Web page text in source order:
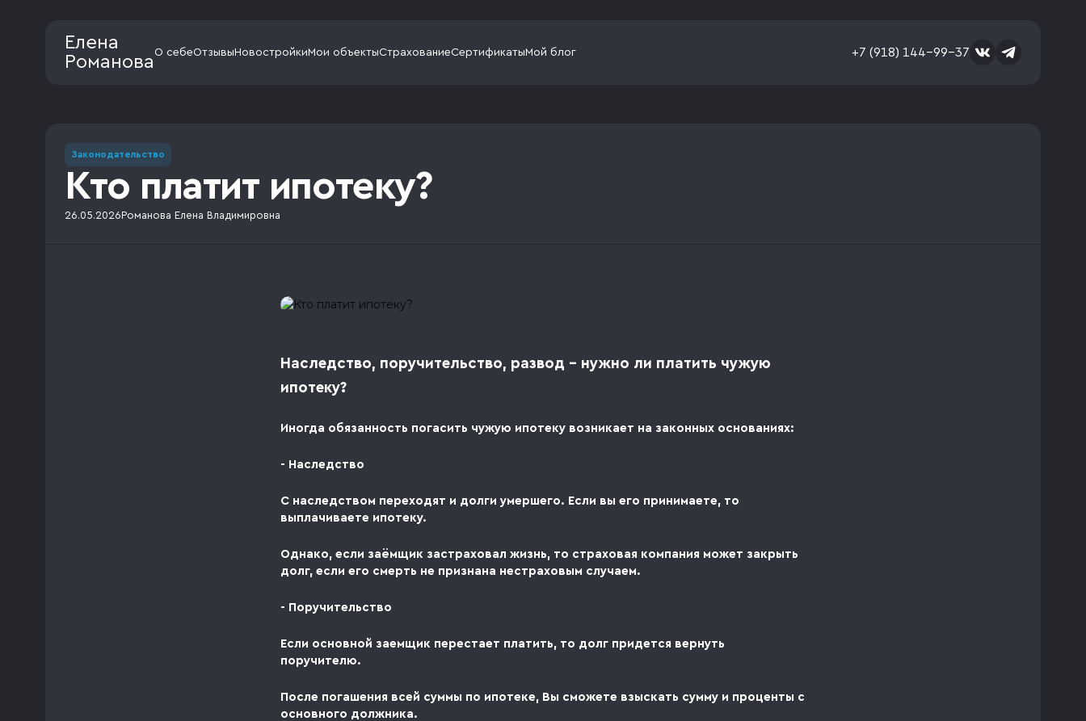
Елена
Романова О себеОтзывы НовостройкиМои объектыСтрахованиеСертификатыМой блог +7 (918) 144-99-37
Законодательство
Кто платит ипотеку?
26.05.2026 Романова Елена Владимировна
Наследство, поручительство, развод – нужно ли платить чужую
ипотеку?
Иногда обязанность погасить чужую ипотеку возникает на законных основаниях:
- Наследство
С наследством переходят и долги умершего. Если вы его принимаете, то
выплачиваете ипотеку.
Однако, если заёмщик застраховал жизнь, то страховая компания может закрыть
долг, если его смерть не признана нестраховым случаем.
- Поручительство
Если основной заемщик перестает платить, то долг придется вернуть
поручителю.
После погашения всей суммы по ипотеке, Вы сможете взыскать сумму и проценты с
основного должника.